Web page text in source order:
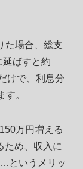
た場合、総支
ばすと約
けで、利息分
。
万円増える
ため、収入に
というメリッ